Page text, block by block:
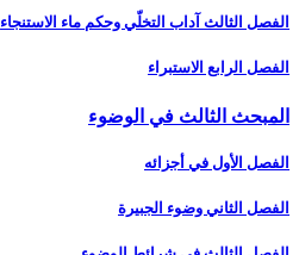
الفصل الثالث آداب التخلّي وحكم ماء الاستنجاء
الفصل الرابع الاستبراء
المبحث الثالث في الوضوء
الفصل الأول في أجزائه‏
الفصل الثاني وضوء الجبيرة